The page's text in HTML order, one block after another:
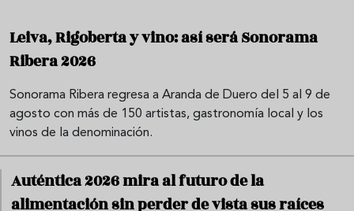
Leiva, Rigoberta y vino: así será Sonorama
Ribera 2026
Sonorama Ribera regresa a Aranda de Duero del 5 al 9 de
agosto con más de 150 artistas, gastronomía local y los
vinos de la denominación.
Auténtica 2026 mira al futuro de la
alimentación sin perder de vista sus raíces